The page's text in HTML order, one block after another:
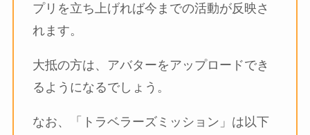
プリを立ち上げれば今までの活動が反映さ
れます。
大抵の方は、アバターをアップロードでき
るようになるでしょう。
なお、「トラベラーズミッション」は以下